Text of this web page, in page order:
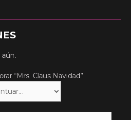
“Mrs. Claus Navidad”